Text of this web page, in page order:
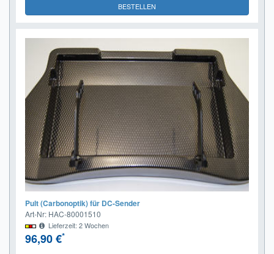
BESTELLEN
Pult (Carbonoptik) für DC-Sender
Art-Nr: HAC-80001510
Lieferzeit: 2 Wochen
96,90 €*